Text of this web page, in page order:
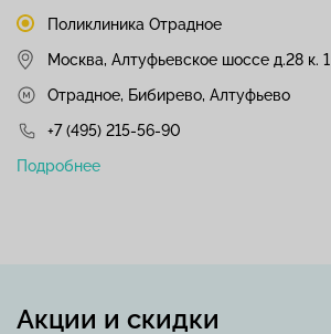
Поликлиника Отрадное
Москва, Алтуфьевское шоссе д.28 к. 1
Отрадное, Бибирево, Алтуфьево
+7 (495) 215-56-90
Подробнее
Акции и скидки